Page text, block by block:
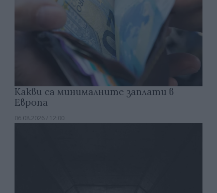
Какви са минималните заплати в
Европа
06.08.2026 / 12:00